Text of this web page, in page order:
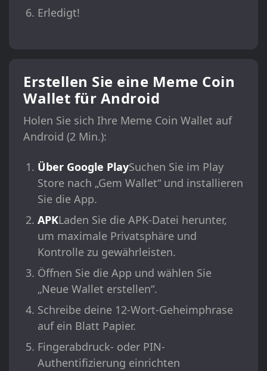
Erledigt!
Erstellen Sie eine Meme Coin
Wallet für Android
Holen Sie sich Ihre Meme Coin Wallet auf
Android (2 Min.):
Über Google PlaySuchen Sie im Play
Store nach „Gem Wallet“ und installieren
Sie die App.
APKLaden Sie die APK-Datei herunter,
um maximale Privatsphäre und
Kontrolle zu gewährleisten.
Öffnen Sie die App und wählen Sie
„Neue Wallet erstellen“.
Schreibe deine 12-Wort-Geheimphrase
auf ein Blatt Papier.
Fingerabdruck- oder PIN-
Authentifizierung einrichten